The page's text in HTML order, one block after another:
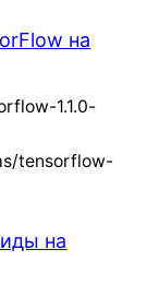
на
1.1.0-
tensorflow-
на